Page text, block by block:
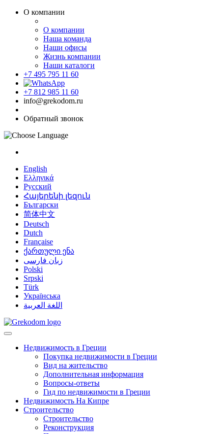
О компании
О компании
Наша команда
Наши офисы
Жизнь компании
Наши каталоги
+7 495 795 11 60
+7 812 985 11 60
info@grekodom.ru
Обратный звонок
English
Ελληνικά
Русский
Հայերենի լեզուն
Български
简体中文
Deutsch
Dutch
Française
ქართული ენა
زبان فارسی
Polski
Srpski
Türk
Українська
اللغة العربية
Недвижимость в Греции
Покупка недвижимости в Греции
Вид на жительство
Дополнительная информация
Вопросы-ответы
Гид по недвижимости в Греции
Недвижимость На Кипре
Строительство
Строительство
Реконструкция